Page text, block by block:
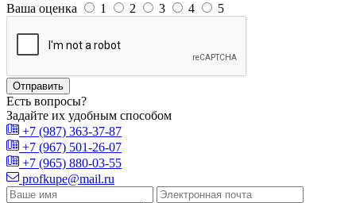
Ваша оценка
1 2 3 4 5
Отправить
Есть вопросы?
Задайте их удобным способом
+7 (987) 363-37-87
+7 (967) 501-26-07
+7 (965) 880-03-55
profkupe@mail.ru